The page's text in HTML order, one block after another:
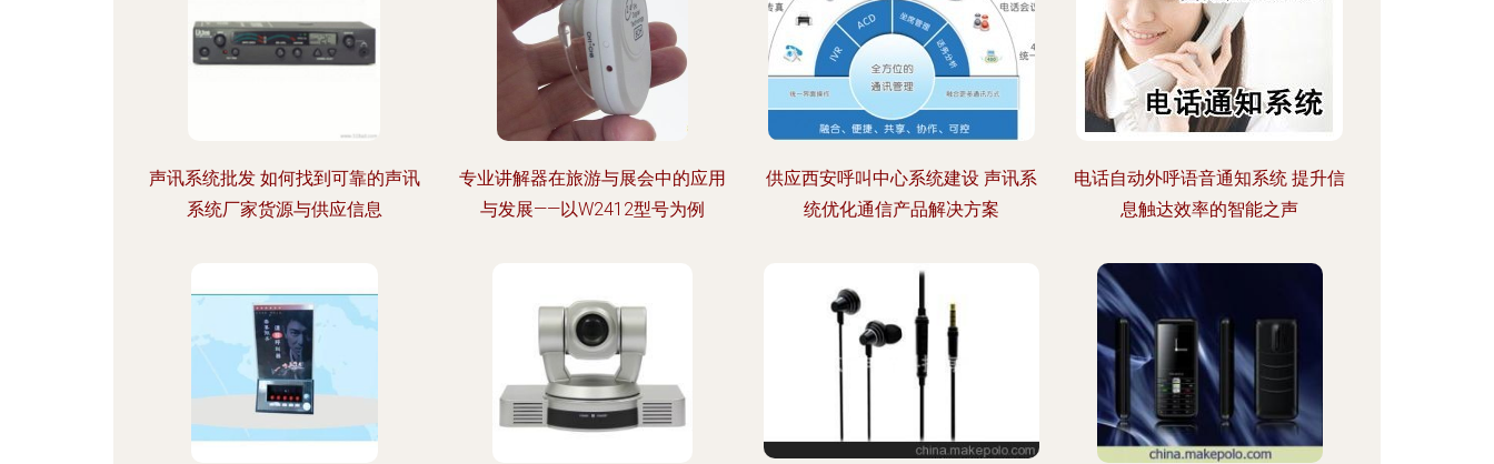
声讯系统批发 如何找到可靠的声讯
系统厂家货源与供应信息
专业讲解器在旅游与展会中的应用
与发展——以W2412型号为例
供应西安呼叫中心系统建设 声讯系
统优化通信产品解决方案
电话自动外呼语音通知系统 提升信
息触达效率的智能之声